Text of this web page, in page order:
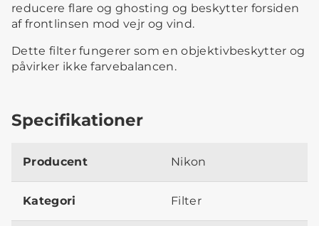
reducere flare og ghosting og beskytter forsiden
af frontlinsen mod vejr og vind.
Dette filter fungerer som en objektivbeskytter og
påvirker ikke farvebalancen.
Specifikationer
Producent Nikon
Kategori Filter